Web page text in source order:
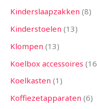
Kinderslaapzakken 8
Kinderstoelen 13
Klompen 13
Koelbox accessoires 16
Koelkasten 1
Koffiezetapparaten 6